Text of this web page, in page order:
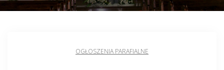
OGŁOSZENIA PARAFIALNE